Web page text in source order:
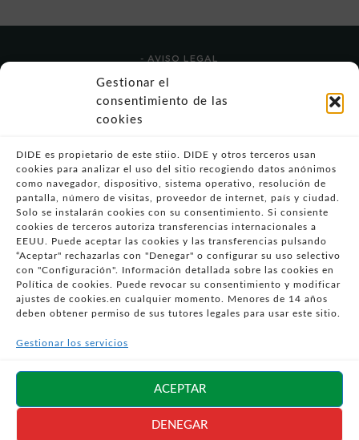
Gestionar el
consentimiento de las
cookies
DIDE es propietario de este stiio. DIDE y otros terceros usan
cookies para analizar el uso del sitio recogiendo datos anónimos
como navegador, dispositivo, sistema operativo, resolución de
pantalla, número de visitas, proveedor de internet, país y ciudad.
Solo se instalarán cookies con su consentimiento. Si consiente
cookies de terceros autoriza transferencias internacionales a
EEUU. Puede aceptar las cookies y las transferencias pulsando
“Aceptar" rechazarlas con "Denegar" o configurar su uso selectivo
con "Configuración". Información detallada sobre las cookies en
Política de cookies. Puede revocar su consentimiento y modificar
ajustes de cookies.en cualquier momento. Menores de 14 años
deben obtener permiso de sus tutores legales para usar este sitio.
Gestionar los servicios
ACEPTAR
DENEGAR
- AVISO LEGAL
- POLÍTICA DE USO
- POLÍTICA DE PRIVACIDAD
- POLÍTICA DE COOKIES (UE)
VULNERABILIDADES
- CONDICIONES PARTICULARES DE COMPRA
- GUÍA DE COMPRA
- GUÍA DE PRIVACIDAD
- DESISTIMIENTO
- ATENCIÓN AL CLIENTE
- PRESENCIA EN MEDIOS
Síguenos en
redes sociales